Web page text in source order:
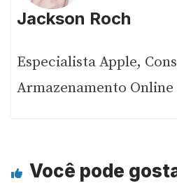
Jackson Roch
Especialista Apple,
Armazenamento Online
Você pode